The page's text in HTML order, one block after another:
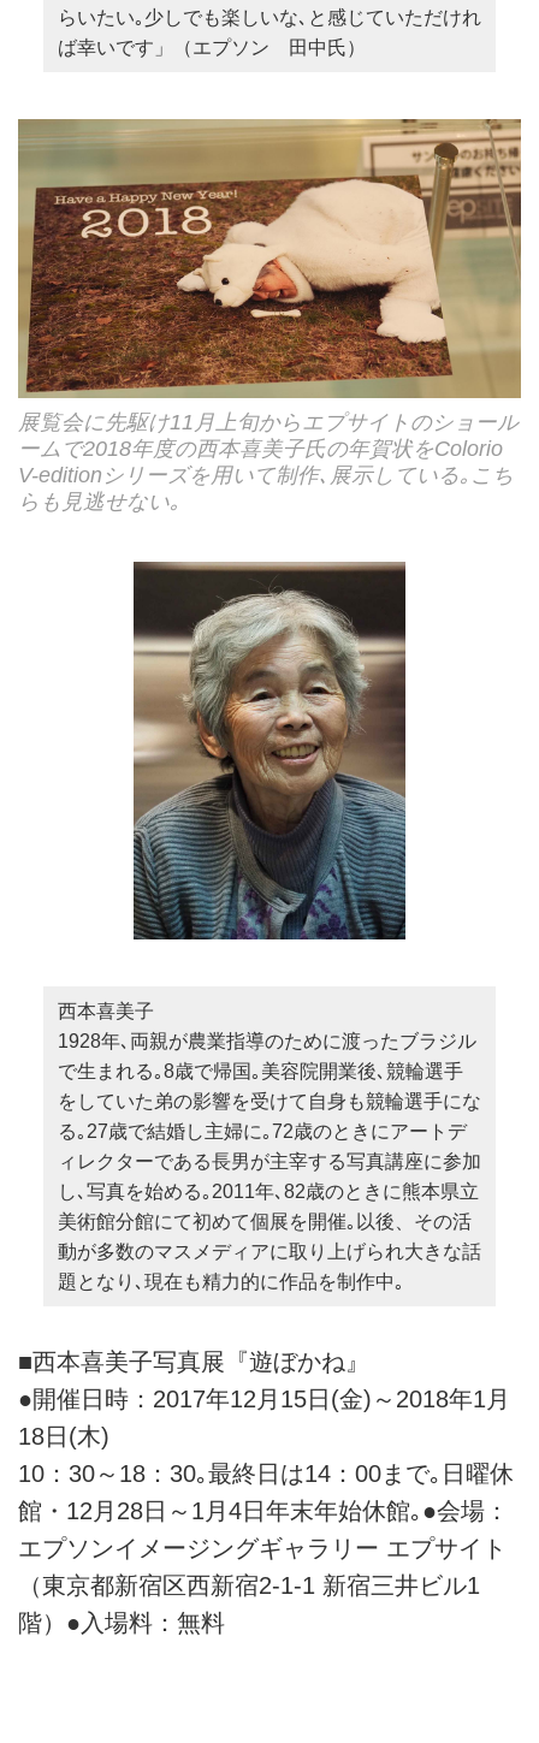
らいたい｡少しでも楽しいな､と感じていただけれ
ば幸いです」（エプソン 田中氏）
展覧会に先駆け11月上旬からエプサイトのショール
ームで2018年度の西本喜美子氏の年賀状をColorio
V-editionシリーズを用いて制作､展示している｡こち
らも見逃せない｡
西本喜美子
1928年､両親が農業指導のために渡ったブラジル
で生まれる｡8歳で帰国｡美容院開業後､競輪選手
をしていた弟の影響を受けて自身も競輪選手にな
る｡27歳で結婚し主婦に｡72歳のときにアートデ
ィレクターである長男が主宰する写真講座に参加
し､写真を始める｡2011年､82歳のときに熊本県立
美術館分館にて初めて個展を開催｡以後、その活
動が多数のマスメディアに取り上げられ大きな話
題となり､現在も精力的に作品を制作中｡
■西本喜美子写真展『遊ぼかね』
●開催日時：2017年12月15日(金)～2018年1月
18日(木)
10：30～18：30｡最終日は14：00まで｡日曜休
館・12月28日～1月4日年末年始休館｡●会場：
エプソンイメージングギャラリー エプサイト
（東京都新宿区西新宿2-1-1 新宿三井ビル1
階）●入場料：無料